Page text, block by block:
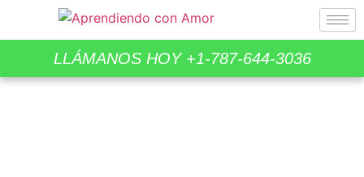
LLÁMANOS HOY +1-787-644-3036